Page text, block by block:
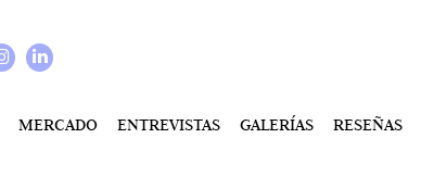
MERCADO ENTREVISTAS GALERÍAS RESEÑAS